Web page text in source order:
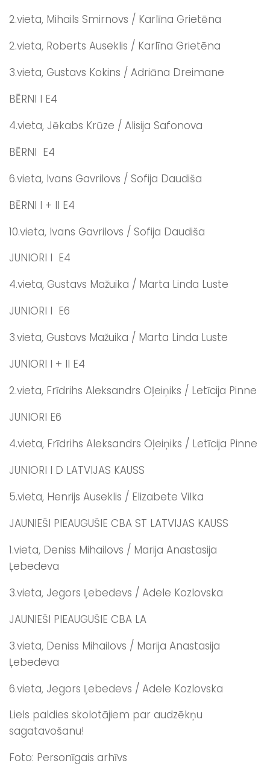
2.vieta, Mihails Smirnovs / Karlīna Grietēna
2.vieta, Roberts Auseklis / Karlīna Grietēna
3.vieta, Gustavs Kokins / Adriāna Dreimane
BĒRNI I E4
4.vieta, Jēkabs Krūze / Alisija Safonova
BĒRNI E4
6.vieta, Ivans Gavrilovs / Sofija Daudiša
BĒRNI I + II E4
10.vieta, Ivans Gavrilovs / Sofija Daudiša
JUNIORI I E4
4.vieta, Gustavs Mažuika / Marta Linda Luste
JUNIORI I E6
3.vieta, Gustavs Mažuika / Marta Linda Luste
JUNIORI I + II E4
2.vieta, Frīdrihs Aleksandrs Oļeiņiks / Letīcija Pinne
JUNIORI E6
4.vieta, Frīdrihs Aleksandrs Oļeiņiks / Letīcija Pinne
JUNIORI I D LATVIJAS KAUSS
5.vieta, Henrijs Auseklis / Elizabete Vilka
JAUNIEŠI PIEAUGUŠIE CBA ST LATVIJAS KAUSS
1.vieta, Deniss Mihailovs / Marija Anastasija
Ļebedeva
3.vieta, Jegors Ļebedevs / Adele Kozlovska
JAUNIEŠI PIEAUGUŠIE CBA LA
3.vieta, Deniss Mihailovs / Marija Anastasija
Ļebedeva
6.vieta, Jegors Ļebedevs / Adele Kozlovska
Liels paldies skolotājiem par audzēkņu
sagatavošanu!
Foto: Personīgais arhīvs